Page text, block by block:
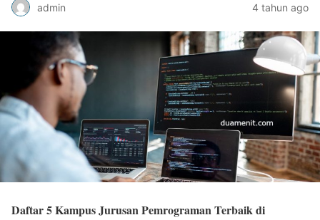
admin 4 tahun ago
Daftar 5 Kampus Jurusan Pemrograman Terbaik di